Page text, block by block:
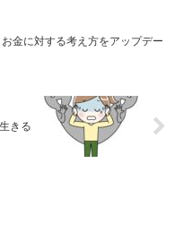
金に対する考え方をアップデー
きる